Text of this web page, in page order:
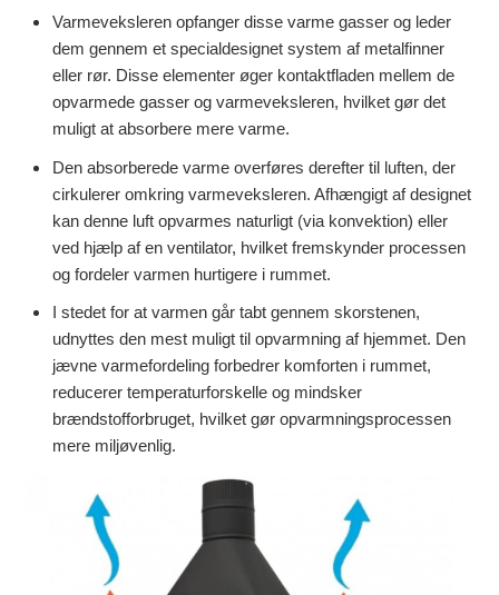
Varmeveksleren opfanger disse varme gasser og leder
dem gennem et specialdesignet system af metalfinner
eller rør. Disse elementer øger kontaktfladen mellem de
opvarmede gasser og varmeveksleren, hvilket gør det
muligt at absorbere mere varme.
Den absorberede varme overføres derefter til luften, der
cirkulerer omkring varmeveksleren. Afhængigt af designet
kan denne luft opvarmes naturligt (via konvektion) eller
ved hjælp af en ventilator, hvilket fremskynder processen
og fordeler varmen hurtigere i rummet.
I stedet for at varmen går tabt gennem skorstenen,
udnyttes den mest muligt til opvarmning af hjemmet. Den
jævne varmefordeling forbedrer komforten i rummet,
reducerer temperaturforskelle og mindsker
brændstofforbruget, hvilket gør opvarmningsprocessen
mere miljøvenlig.